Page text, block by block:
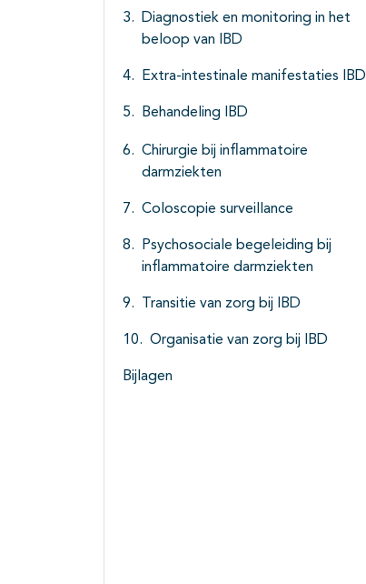
Diagnostiek en monitoring in het
beloop van IBD
Extra-intestinale manifestaties IBD
Behandeling IBD
Chirurgie bij inflammatoire
darmziekten
Coloscopie surveillance
Psychosociale begeleiding bij
inflammatoire darmziekten
Transitie van zorg bij IBD
Organisatie van zorg bij IBD
Bijlagen